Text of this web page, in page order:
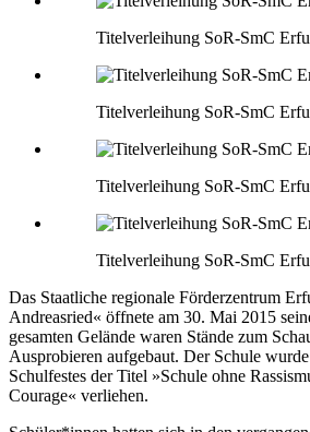
Titelverleihung SoR-SmC
Titelverleihung SoR-SmC
Titelverleihung SoR-SmC
Titelverleihung SoR-SmC
Das Staatliche regionale Förderzentrum
Andreasried« öffnete am 30. Mai 2015
gesamten Gelände waren Stände zum
Ausprobieren aufgebaut. Der Schule
Schulfestes der Titel »Schule ohne
Courage« verliehen.